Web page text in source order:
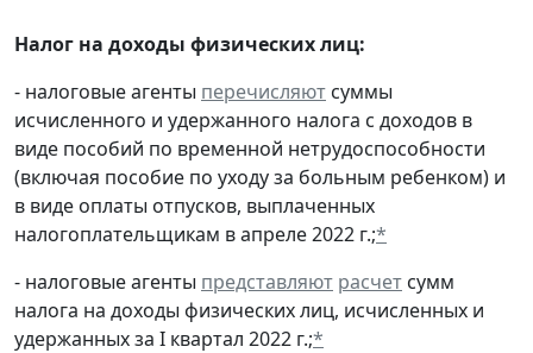
Налог на доходы физических лиц:
- налоговые агенты перечисляют суммы
исчисленного и удержанного налога с доходов в
виде пособий по временной нетрудоспособности
(включая пособие по уходу за больным ребенком) и
в виде оплаты отпусков, выплаченных
налогоплательщикам в апреле 2022 г.;*
- налоговые агенты представляют расчет сумм
налога на доходы физических лиц, исчисленных и
удержанных за I квартал 2022 г.;*